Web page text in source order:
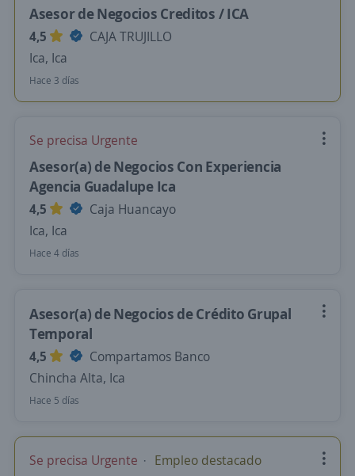
Asesor de Negocios Creditos / ICA
4,5
CAJA TRUJILLO
Ica, Ica
Hace 3 días
Se precisa Urgente
Asesor(a) de Negocios Con Experiencia
Agencia Guadalupe Ica
4,5
Caja Huancayo
Ica, Ica
Hace 4 días
Asesor(a) de Negocios de Crédito Grupal
Temporal
4,5
Compartamos Banco
Chincha Alta, Ica
Hace 5 días
Se precisa Urgente Empleo destacado